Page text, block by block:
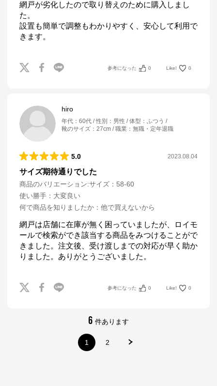
網戸が劣化したので取り替えのために購入しまし
た。
設置も簡単で調整もわかりやすく、安心して利用で
きます。
参考になった 0 Like! 0
hiro
年代 ： 60代 性別 ： 男性 体型 ： ふつう
靴のサイズ ： 27cm 職業 ： 無職・定年退職
5.0 2023.08.04
サイズ期待通りでした
商品のバリエーション:サイズ：58-60
使い勝手 ： 大変良い
何で商品を知りましたか ： 他で買えないから
網戸は店舗に在庫が無く困っていましたが、ロイモ
ールで検索ができ該当する商品をみつけることがで
きました。注文後、受け渡しまでの対応が早く助か
りました。ありがとうございました。
参考になった 0 Like! 0
6 件あります
1 2